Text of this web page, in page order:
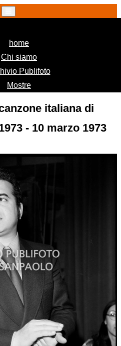
home(current)
Chi siamo
Publifoto
Mostre
italiana di
- 10 marzo 1973